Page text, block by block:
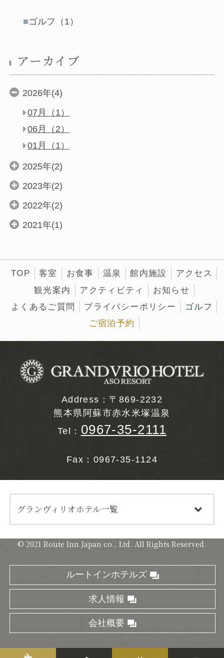
ゴルフ（1）
アーカイブ
2026年(4)
07月（1）
06月（2）
01月（1）
2025年(2)
2023年(2)
2022年(2)
2021年(1)
TOP 客室 お食事 温泉 館内施設
アクセス
観光案内
アクティビティ
お知らせ
よくあるご質問
プライバシーポリシー
ゴルフ
ご宿泊予約
Address：〒869-2232
熊本県阿蘇市赤水米塚温泉
Tel： 0967-35-2111
Fax：0967-35-1124
グランヴィリオホテル一覧
© 2021 Route Inn Japan co., Ltd. All Rights Reserved.
ルートインホテルズ
求人情報
会社概要
にクッキーを使用しています。
当ウェブサイトの利用を継続されることで、
ポリシーに記載されているクッキーの使用に同意されたも
同意します